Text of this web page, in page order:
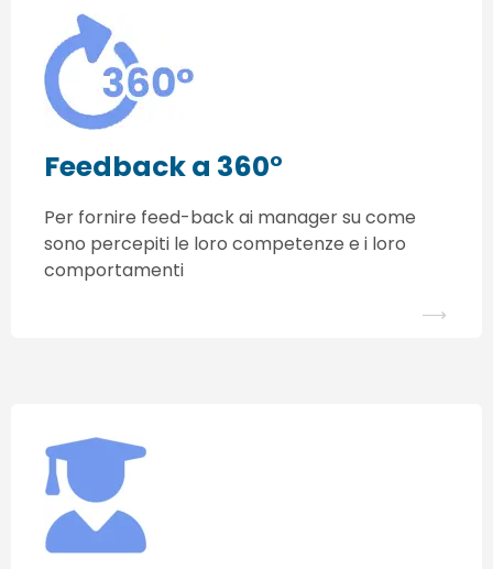
Feedback a 360°
Per fornire feed-back ai manager su come
sono percepiti le loro competenze e i loro
comportamenti
⟶